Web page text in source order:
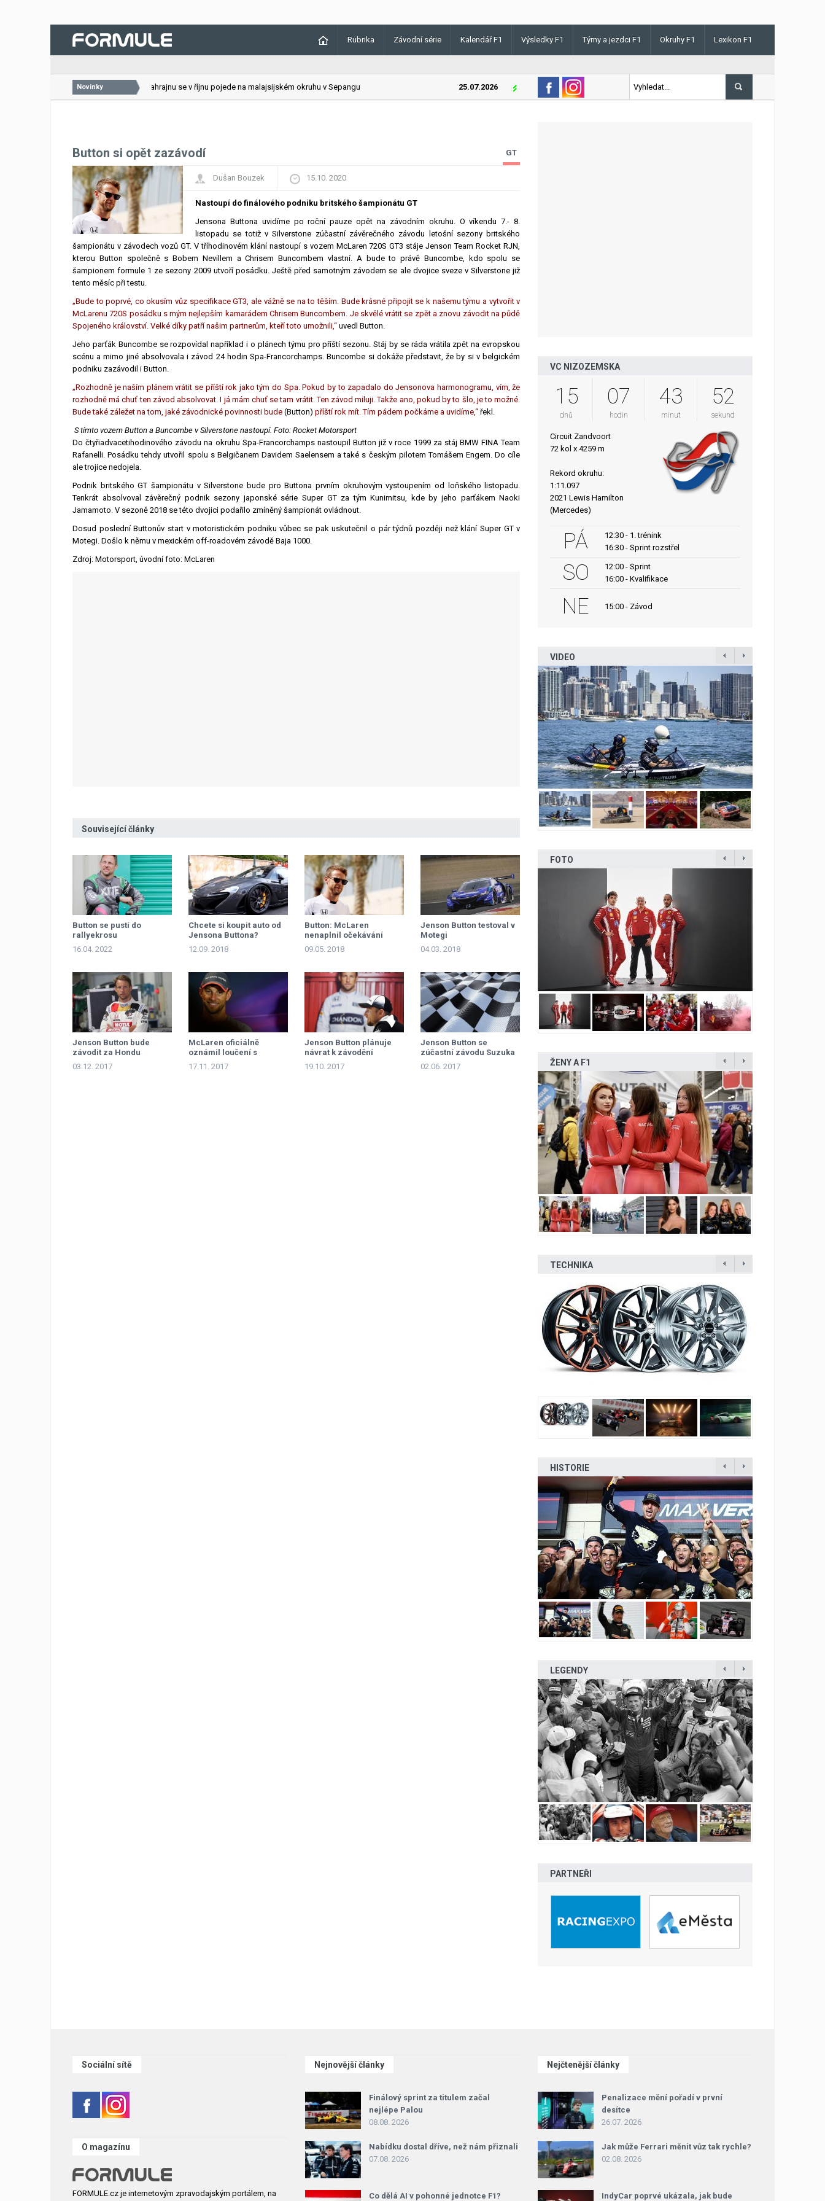
Rubrika Závodní série Kalendář F1 Výsledky F1 Týmy a jezdci F1 Okruhy F1 Lexikon F1
Novinky
26.07.2026 VC Bahrajnu se v říjnu pojede na malajsijském okruhu v Sepangu 25.07.2026 Lando Norris v Maďarsku letos poprvé vyhrál kvalifikaci
Button si opět zazávodí GT
Dušan Bouzek 15.10. 2020
Nastoupí do finálového podniku britského šampionátu GT
Jensona Buttona uvidíme po roční pauze opět na závodním okruhu. O víkendu 7.- 8.
listopadu se totiž v Silverstone zúčastní závěrečného závodu letošní sezony britského
šampionátu v závodech vozů GT. V tříhodinovém klání nastoupí s vozem McLaren 720S GT3 stáje Jenson Team Rocket RJN,
kterou Button společně s Bobem Nevillem a Chrisem Buncombem vlastní. A bude to právě Buncombe, kdo spolu se
šampionem formule 1 ze sezony 2009 utvoří posádku. Ještě před samotným závodem se ale dvojice sveze v Silverstone již
tento měsíc při testu.
„Bude to poprvé, co okusím vůz specifikace GT3, ale vážně se na to těším. Bude krásné připojit se k našemu týmu a vytvořit v
McLarenu 720S posádku s mým nejlepším kamarádem Chrisem Buncombem. Je skvělé vrátit se zpět a znovu závodit na půdě
Spojeného království. Velké díky patří našim partnerům, kteří toto umožnili,“ uvedl Button.
Jeho parťák Buncombe se rozpovídal například i o plánech týmu pro příští sezonu. Stáj by se ráda vrátila zpět na evropskou
scénu a mimo jiné absolvovala i závod 24 hodin Spa-Francorchamps. Buncombe si dokáže představit, že by si v belgickém
podniku zazávodil i Button.
„Rozhodně je naším plánem vrátit se příští rok jako tým do Spa. Pokud by to zapadalo do Jensonova harmonogramu, vím, že
rozhodně má chuť ten závod absolvovat. I já mám chuť se tam vrátit. Ten závod miluji. Takže ano, pokud by to šlo, je to možné.
Bude také záležet na tom, jaké závodnické povinnosti bude (Button) příští rok mít. Tím pádem počkáme a uvidíme,“ řekl.
S tímto vozem Button a Buncombe v Silverstone nastoupí. Foto: Rocket Motorsport
Do čtyřiadvacetihodinového závodu na okruhu Spa-Francorchamps nastoupil Button již v roce 1999 za stáj BMW FINA Team
Rafanelli. Posádku tehdy utvořil spolu s Belgičanem Davidem Saelensem a také s českým pilotem Tomášem Engem. Do cíle
ale trojice nedojela.
Podnik britského GT šampionátu v Silverstone bude pro Buttona prvním okruhovým vystoupením od loňského listopadu.
Tenkrát absolvoval závěrečný podnik sezony japonské série Super GT za tým Kunimitsu, kde by jeho parťákem Naoki
Jamamoto. V sezoně 2018 se této dvojici podařilo zmíněný šampionát ovládnout.
Dosud poslední Buttonův start v motoristickém podniku vůbec se pak uskutečnil o pár týdnů později než klání Super GT v
Motegi. Došlo k němu v mexickém off-roadovém závodě Baja 1000.
Zdroj: Motorsport, úvodní foto: McLaren
Související články
Button se pustí do
rallyekrosu
16.04. 2022
Chcete si koupit auto od
Jensona Buttona?
12.09. 2018
Button: McLaren
nenaplnil očekávání
09.05. 2018
Jenson Button testoval v
Motegi
04.03. 2018
Jenson Button bude
závodit za Hondu
03.12. 2017
McLaren oficiálně
oznámil loučení s
Buttonem
17.11. 2017
Jenson Button plánuje
návrat k závodění
19.10. 2017
Jenson Button se
zúčastní závodu Suzuka
1000 km
02.06. 2017
VC NIZOZEMSKA
15
dnů
07
hodin
43
minut
51
sekund
Circuit Zandvoort
72 kol x 4259 m
Rekord okruhu:
1:11.097
2021 Lewis Hamilton
(Mercedes)
PÁ
12:30 - 1. trénink
16:30 - Sprint rozstřel
SO
12:00 - Sprint
16:00 - Kvalifikace
NE 15:00 - Závod
VIDEO
FOTO
ŽENY A F1
TECHNIKA
HISTORIE
LEGENDY
PARTNEŘI
Sociální sítě
O magazínu
FORMULE.cz je internetovým zpravodajským portálem, na
Nejnovější články
Finálový sprint za titulem začal
nejlépe Palou
08.08. 2026
Nabídku dostal dříve, než nám přiznali
07.08. 2026
Co dělá AI v pohonné jednotce F1?
Nejčtenější články
Penalizace mění pořadí v první
desítce
26.07. 2026
Jak může Ferrari měnit vůz tak rychle?
02.08. 2026
IndyCar poprvé ukázala, jak bude